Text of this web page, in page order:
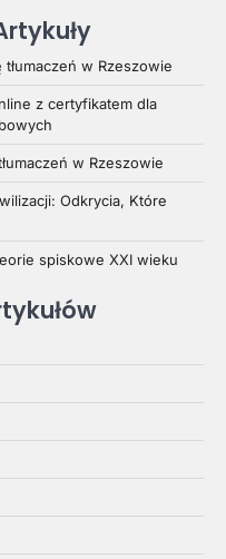
w Rzeszowie
z certyfikatem dla
w Rzeszowie
Odkrycia, Które
spiskowe XXI wieku